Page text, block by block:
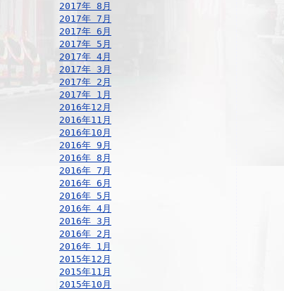
2017年 8月
2017年 7月
2017年 6月
2017年 5月
2017年 4月
2017年 3月
2017年 2月
2017年 1月
2016年12月
2016年11月
2016年10月
2016年 9月
2016年 8月
2016年 7月
2016年 6月
2016年 5月
2016年 4月
2016年 3月
2016年 2月
2016年 1月
2015年12月
2015年11月
2015年10月